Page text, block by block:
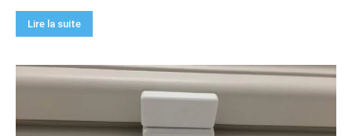
Lire la suite